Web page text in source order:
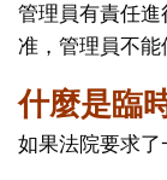
管理員有責任
准，管理員不能
什麼是臨
如果法院要求